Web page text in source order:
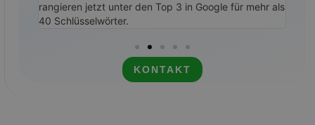
rangieren jetzt unter den Top 3 in Google für mehr als
40 Schlüsselwörter.
KONTAKT